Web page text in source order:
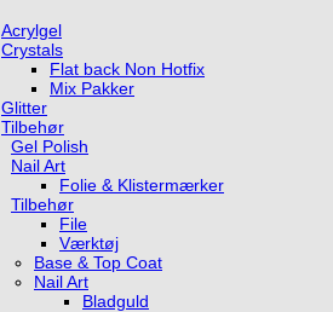
Acrylgel
Crystals
Flat back Non Hotfix
Mix Pakker
Glitter
Tilbehør
Gel Polish
Nail Art
Folie & Klistermærker
Tilbehør
File
Værktøj
Base & Top Coat
Nail Art
Bladguld